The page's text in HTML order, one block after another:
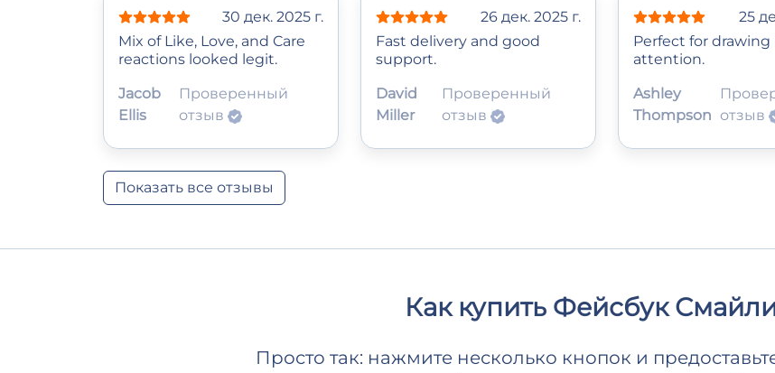
30 дек. 2025 г.
Mix of Like, Love, and Care
reactions looked legit.
Jacob
Ellis
Проверенный
отзыв
26 дек. 2025 г.
Fast delivery and good
support.
David
Miller
Проверенный
отзыв
25
Perfect for drawing
attention.
Ashley
Thompson отзыв
Показать все отзывы
Как купить Фейсбук
Просто так: нажмите несколько кнопок и